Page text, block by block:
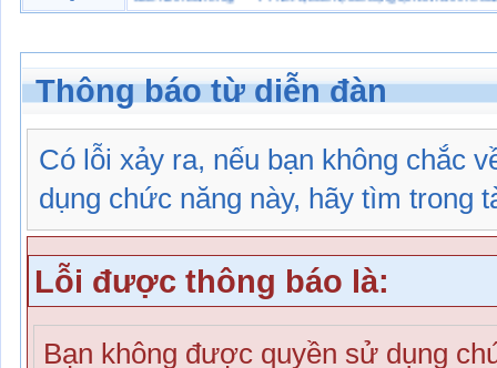
Thông báo từ diễn đàn
Có lỗi xảy ra, nếu bạn không chắc
dụng chức năng này, hãy tìm trong
Lỗi được thông báo là:
Bạn không được quyền sử dụng